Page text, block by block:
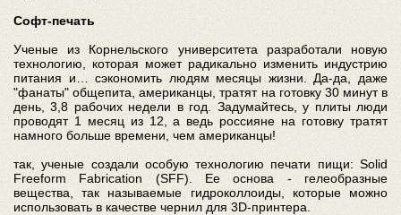
Софт-печать
Ученые из Корнельского университета разработали новую
технологию, которая может радикально изменить индустрию
питания и… сэкономить людям месяцы жизни. Да-да, даже
"фанаты" общепита, американцы, тратят на готовку 30 минут в
день, 3,8 рабочих недели в год. Задумайтесь, у плиты люди
проводят 1 месяц из 12, а ведь россияне на готовку тратят
намного больше времени, чем американцы!
так, ученые создали особую технологию печати пищи: Solid
Freeform Fabrication (SFF). Ее основа - гелеобразные
вещества, так называемые гидроколлоиды, которые можно
использовать в качестве чернил для 3D-принтера.